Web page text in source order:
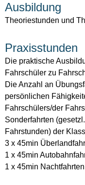
Ausbildung
Theoriestunden und
Praxisstunden
Die praktische
Fahrschüler zu
Die Anzahl an
persönlichen
Fahrschülers/der
Sonderfahrten
Fahrstunden) der
3 x 45min
1 x 45min
1 x 45min Nachtfahrten